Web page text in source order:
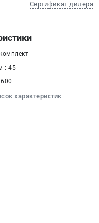
Сертификат дилера
: 45
характеристик